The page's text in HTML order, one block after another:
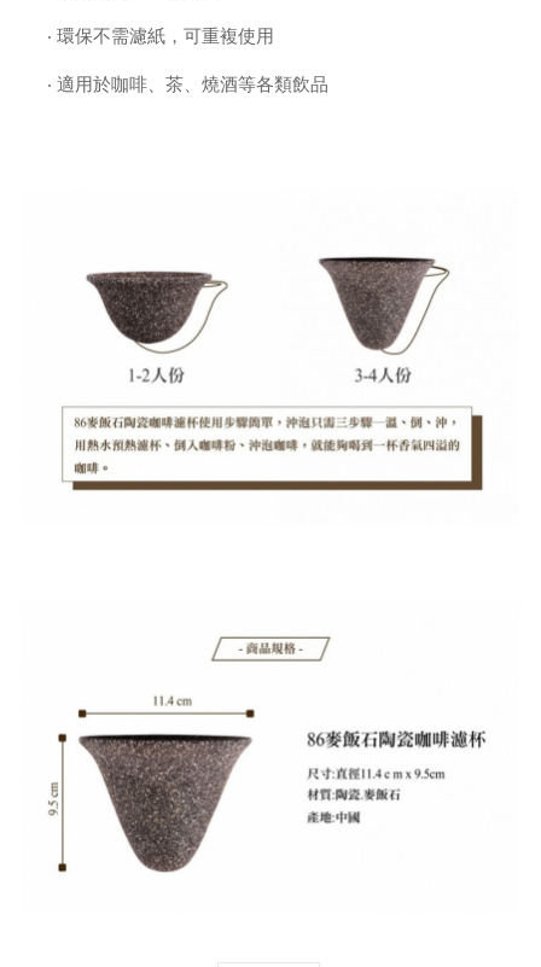
‧ 環保不需濾紙，可重複使用
‧ 適用於咖啡、茶、燒酒等各類飲品